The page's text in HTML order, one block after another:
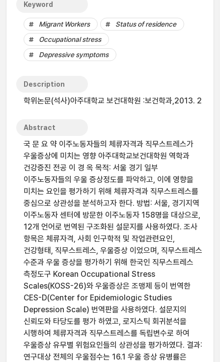
Keyword
Migrant Workers
Status of residence
Occupational stress
Depressive symptoms
Description
학위논문(석사)아주대학교 보건대학원 :보건학과,2013. 2
Abstract
국 문 요 약 이주노동자들의 체류자격과 직무스트레스가
우울증상에 미치는 영향 아주대학교보건대학원 역학과
건강증진 전공 이 경 옥 목적: 서울 경기 일부
이주노동자들의 우울 증상정도를 파악하고, 이에 영향을
미치는 요인을 평가하기 위해 체류자격과 직무스트레스를
중심으로 상관성을 분석하고자 한다. 방법: 서울, 경기지역
이주노동자 센터에 방문한 이주노동자 158명을 대상으로,
12개 언어로 번역된 구조화된 설문지를 사용하였다. 조사
항목은 체류자격, 사회 인구학적 및 작업관련요인,
건강형태, 직무스트레스, 우울증상 이었으며, 직무스트레스
수준과 우울 증상을 평가하기 위해 한국인 직무스트레스
측정도구 Korean Occupational Stress
Scales(KOSS-26)와 우울증상은 조맹제 등이 번역한
CES-D(Center for Epidemiologic Studies
Depression Scale) 번역판을 사용하였다. 설문지의
신뢰도와 타당도를 평가 하였고, 로지스틱 회귀분석을
시행하여 체류자격과 직무스트레스를 독립변수로 하여
우울증상 유무별 위험요인들의 상관성을 평가하였다. 결과:
연구대상 전체의 우울점수는 16.1 우울 증상 유병률은